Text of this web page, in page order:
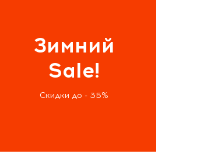
Зимний
Sale!
Скидки до - 35%